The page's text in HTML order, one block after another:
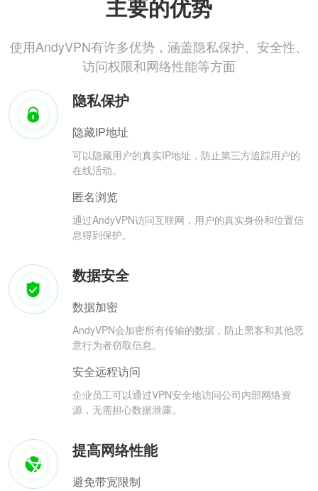
主要的优势
使用AndyVPN有许多优势，涵盖隐私保护、安全性、
访问权限和网络性能等方面
隐私保护
隐藏IP地址
可以隐藏用户的真实IP地址，防止第三方追踪用户的
在线活动。
匿名浏览
通过AndyVPN访问互联网，用户的真实身份和位置信
息得到保护。
数据安全
数据加密
AndyVPN会加密所有传输的数据，防止黑客和其他恶
意行为者窃取信息。
安全远程访问
企业员工可以通过VPN安全地访问公司内部网络资
源，无需担心数据泄露。
提高网络性能
避免带宽限制